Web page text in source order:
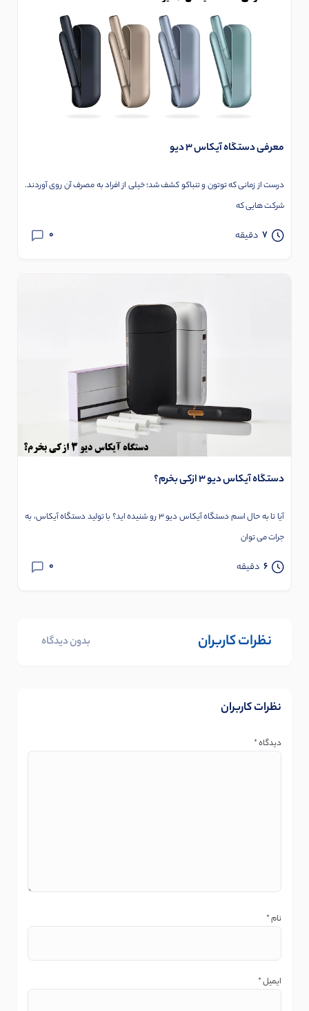
معرفی دستگاه آیکاس 3 دیو
درست از زمانی که توتون و تنباکو کشف شد؛ خیلی از افراد به مصرف آن روی آوردند.
شرکت هایی که
7 دقیقه 0
دستگاه آیکاس دیو 3 ازکی بخرم؟
آیا تا به حال اسم دستگاه آیکاس دیو 3 رو شنیده اید؟ با تولید دستگاه آیکاس، به
جرات می توان
6 دقیقه 0
نظرات کاربران بدون دیدگاه
نظرات کاربران
دیدگاه*
نام*
ایمیل*